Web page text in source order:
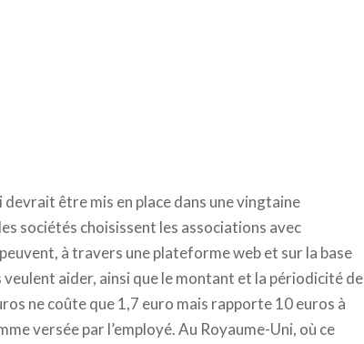
devrait être mis en place dans une vingtaine
sociétés choisissent les associations avec
à travers une plateforme web et sur la base
aider, ainsi que le montant et la périodicité de
ne coûte que 1,7 euro mais rapporte 10 euros à
versée par l’employé. Au Royaume-Uni, où ce